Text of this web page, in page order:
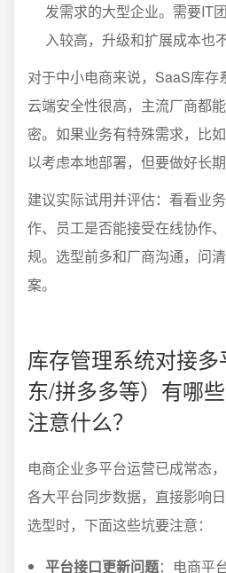
发需求的大型企业。需要IT
入较高，升级和扩展成本也不
对于中小电商来说，SaaS库存
云端安全性很高，主流厂商都
密。如果业务有特殊需求，比
以考虑本地部署，但要做好长期
建议实际试用并评估：看看业
作、员工是否能接受在线协作
规。选型前多和厂商沟通，问
案。
库存管理系统对接
东/拼多多等）有哪
注意什么？
电商企业多平台运营已成常态
各大平台同步数据，直接影响
选型时，下面这些坑要注意：
平台接口更新问题：电商平